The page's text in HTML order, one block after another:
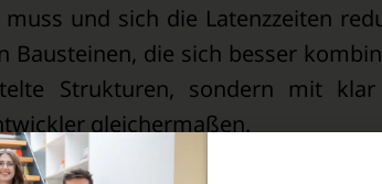
und sich die Latenzzeiten
die sich besser
Strukturen, sondern mit
gleichermaßen.
nativ!)